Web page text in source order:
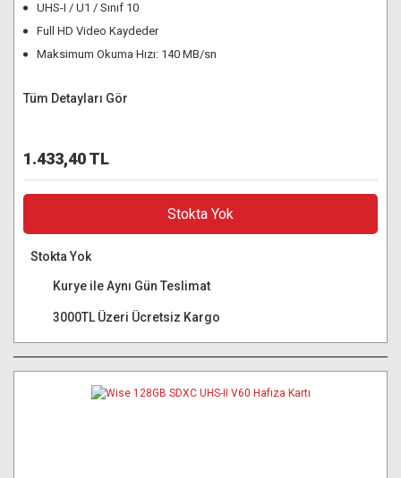
UHS-I / U1 / Sınıf 10
Full HD Video Kaydeder
Maksimum Okuma Hızı: 140 MB/sn
Tüm Detayları Gör
1.433,40 TL
Stokta Yok
Stokta Yok
Kurye ile Aynı Gün Teslimat
3000TL Üzeri Ücretsiz Kargo